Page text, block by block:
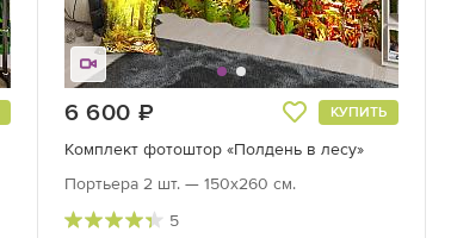
6 600 КУПИТЬ
Комплект фотоштор «Полдень в лесу»
Портьера 2 шт. — 150х260 см.
5